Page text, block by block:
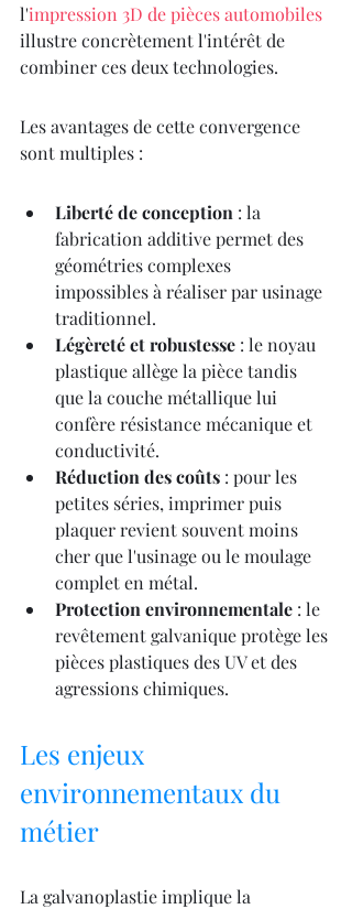
l'impression 3D de pièces automobiles
illustre concrètement l'intérêt de
combiner ces deux technologies.
Les avantages de cette convergence
sont multiples :
Liberté de conception : la
fabrication additive permet des
géométries complexes
impossibles à réaliser par usinage
traditionnel.
Légèreté et robustesse : le noyau
plastique allège la pièce tandis
que la couche métallique lui
confère résistance mécanique et
conductivité.
Réduction des coûts : pour les
petites séries, imprimer puis
plaquer revient souvent moins
cher que l'usinage ou le moulage
complet en métal.
Protection environnementale : le
revêtement galvanique protège les
pièces plastiques des UV et des
agressions chimiques.
Les enjeux
environnementaux du
métier
La galvanoplastie implique la